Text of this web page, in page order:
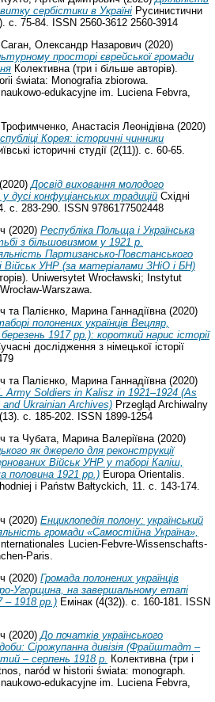
сербістики в Україні Русинистични
с. 75-84. ISSN 2560-3612 2560-3914
Саган, Олександр Назарович (2020)
просторі єврейської громади
Колективна (три і більше авторів).
świata: Monografia zbiorowa.
edukacyjne im. Luciena Febvra,
Трофимченко, Анастасія Леонідівна(2020)
Корея: історичні чинники
історичні студії (2(11)). с. 60-65.
(2020) Досвід виховання молодого
дусі конфуціанських традицій Східні
с. 283-290. ISSN 9786177502448
(2020) Республіка Польща і Українська
з більшовизмом у 1921 р.
Партизансько-Повстанського
Військ УНР (за матеріалами ЗНіО і БН)
Uniwersytet Wrocławski; Instytut
Warszawa.
та Палієнко, Марина Ганнадіївна(2020)
полонених українців Вецляр,
1917 рр.): короткий нарис історії
дослідження з німецької історії
та Палієнко, Марина Ганнадіївна(2020)
Army Soldiers in Kalisz in 1921–1924 (As
Ukrainian Archives) Przegląd Archiwalny
с. 185-202. ISSN 1899-1254
та Чубата, Марина Валеріївна(2020)
як джерело для реконструкції
Військ УНР у таборі Каліш,
половина 1921 рр.) Europa Orientalis.
і Państw Bałtyckich, 11. с. 143-174.
(2020) Енциклопедія полону: український
громади «Самостійна Україна»,
Lucien-Febvre-Wissenschafts-
Paris.
(2020) Громада полонених українців
Угорщина, на завершальному етапі
– 1918 рр.) Емінак (4(32)). с. 160-181. ISSN
(2020)До початків українського
доби: Сірожупанна дивізія (Фрайштадт –
– серпень 1918 р. Колективна (три і
naród w historii świata: monograph.
edukacyjne im. Luciena Febvra,